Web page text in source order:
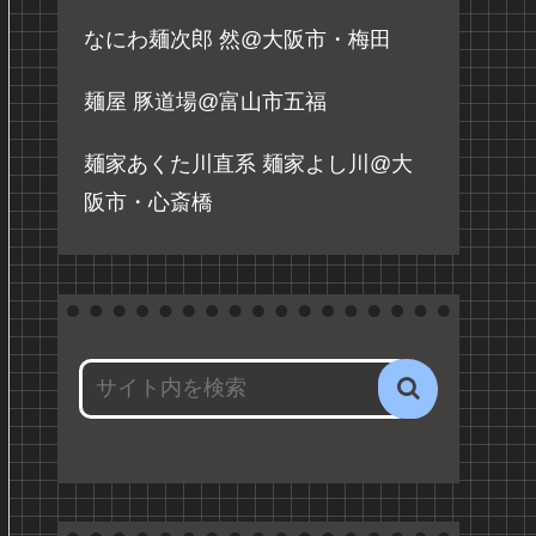
なにわ麺次郎 然@大阪市・梅田
麺屋 豚道場@富山市五福
麺家あくた川直系 麺家よし川@大
阪市・心斎橋